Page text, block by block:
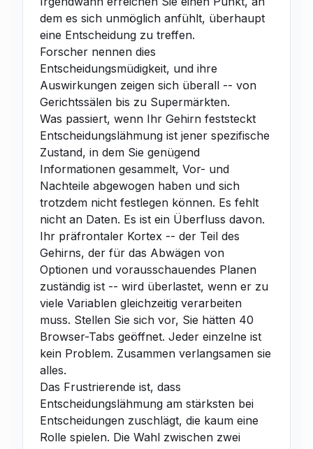
dem es sich unmöglich anfühlt, überhaupt
eine Entscheidung zu treffen.
Forscher nennen dies
Entscheidungsmüdigkeit, und ihre
Auswirkungen zeigen sich überall -- von
Gerichtssälen bis zu Supermärkten.
Was passiert, wenn Ihr Gehirn feststeckt
Entscheidungslähmung ist jener spezifische
Zustand, in dem Sie genügend
Informationen gesammelt, Vor- und
Nachteile abgewogen haben und sich
trotzdem nicht festlegen können. Es fehlt
nicht an Daten. Es ist ein Überfluss davon.
Ihr präfrontaler Kortex -- der Teil des
Gehirns, der für das Abwägen von
Optionen und vorausschauendes Planen
zuständig ist -- wird überlastet, wenn er zu
viele Variablen gleichzeitig verarbeiten
muss. Stellen Sie sich vor, Sie hätten 40
Browser-Tabs geöffnet. Jeder einzelne ist
kein Problem. Zusammen verlangsamen sie
alles.
Das Frustrierende ist, dass
Entscheidungslähmung am stärksten bei
Entscheidungen zuschlägt, die kaum eine
Rolle spielen. Die Wahl zwischen zwei